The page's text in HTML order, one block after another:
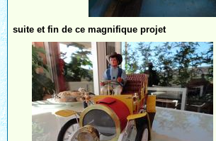
suite et fin de ce magnifique projet